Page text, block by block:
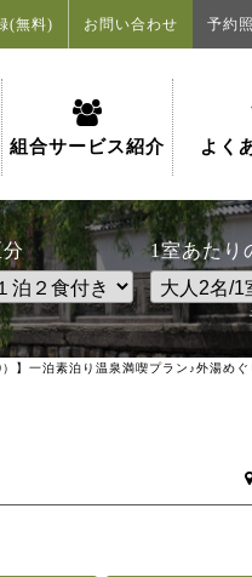
(無料) お問い合わせ 予約
組合サービス紹介 よく
1室あたり
】一泊素泊り温泉満喫プラン♪外湯めぐ